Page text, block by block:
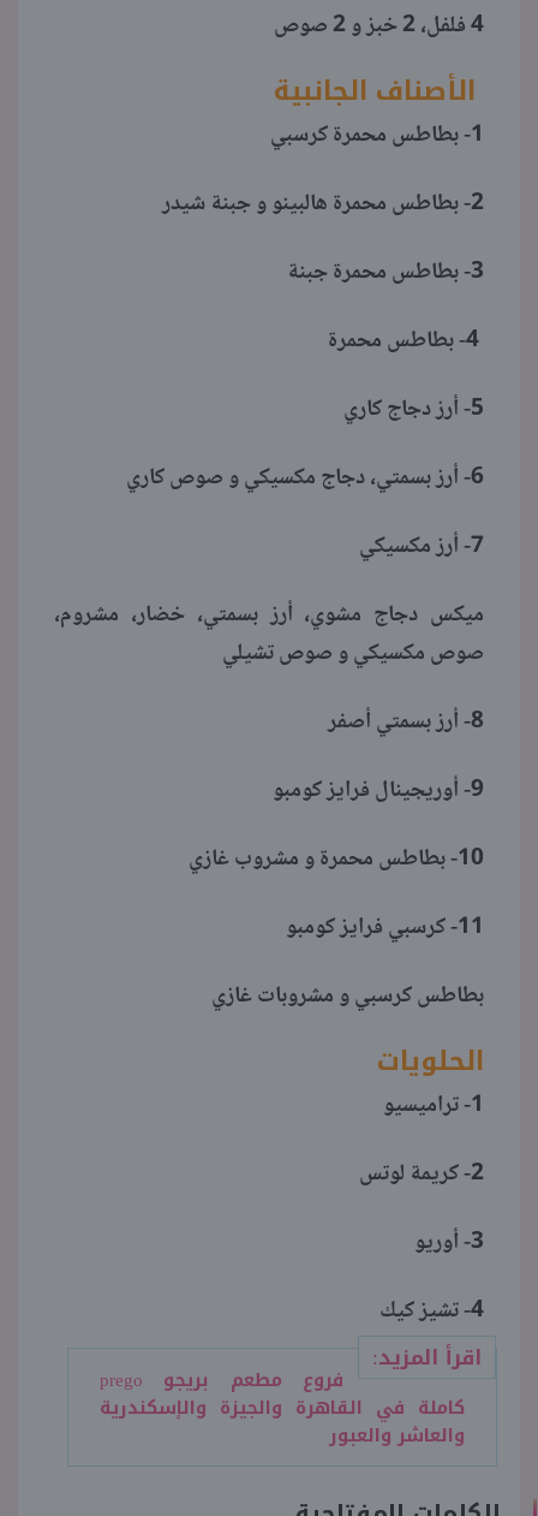
4 فلفل، 2 خبز و 2 صوص
الأصناف الجانبية
1- بطاطس محمرة كرسبي
2- بطاطس محمرة هالبينو و جبنة شيدر
3- بطاطس محمرة جبنة
5- أرز دجاج كاري
6- أرز بسمتي، دجاج مكسيكي و صوص كاري
7- أرز مكسيكي
ميكس دجاج مشوي، أرز بسمتي، خضار، مشروم،
صوص مكسيكي و صوص تشيلي
8- أرز بسمتي أصفر
9- أوريجينال فرايز كومبو
10- بطاطس محمرة و مشروب غازي
11- كرسبي فرايز كومبو
بطاطس كرسبي و مشروبات غازي
الحلويات
1- تراميسيو
2- كريمة لوتس
3- أوريو
4- تشيز كيك
اقرأ المزيد:
فروع مطعم بريجو prego
كاملة في القاهرة والجيزة والإسكندرية
والعاشر والعبور